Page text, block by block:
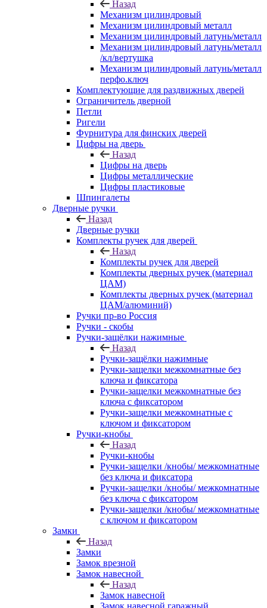
Назад
Механизм цилиндровый
Механизм цилиндровый металл
Механизм цилиндровый латунь/металл
Механизм цилиндровый латунь/металл
/кл/вертушка
Механизм цилиндровый латунь/металл
перфо.ключ
Комплектующие для раздвижных дверей
Ограничитель дверной
Петли
Ригели
Фурнитура для финских дверей
Цифры на дверь
Назад
Цифры на дверь
Цифры металлические
Цифры пластиковые
Шпингалеты
Дверные ручки
Назад
Дверные ручки
Комплекты ручек для дверей
Назад
Комплекты ручек для дверей
Комплекты дверных ручек (материал
ЦАМ)
Комплекты дверных ручек (материал
ЦАМ/алюминий)
Ручки пр-во Россия
Ручки - скобы
Ручки-защёлки нажимные
Назад
Ручки-защёлки нажимные
Ручки-защелки межкомнатные без
ключа и фиксатора
Ручки-защелки межкомнатные без
ключа с фиксатором
Ручки-защелки межкомнатные с
ключом и фиксатором
Ручки-кнобы
Назад
Ручки-кнобы
Ручки-защелки /кнобы/ межкомнатные
без ключа и фиксатора
Ручки-защелки /кнобы/ межкомнатные
без ключа с фиксатором
Ручки-защелки /кнобы/ межкомнатные
с ключом и фиксатором
Замки
Назад
Замки
Замок врезной
Замок навесной
Назад
Замок навесной
Замок навесной гаражный